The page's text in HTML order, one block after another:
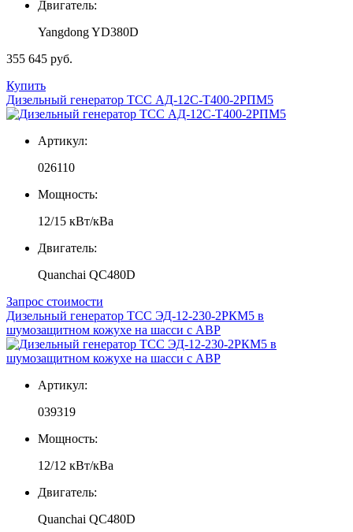
Двигатель:
Yangdong YD380D
355 645 руб.
Купить
Дизельный генератор ТСС АД-12С-Т400-2РПМ5
Артикул:
026110
Мощность:
12/15 кВт/кВа
Двигатель:
Quanchai QC480D
Запрос стоимости
Дизельный генератор ТСС ЭД-12-230-2РКМ5 в
шумозащитном кожухе на шасси с АВР
Артикул:
039319
Мощность:
12/12 кВт/кВа
Двигатель:
Quanchai QC480D